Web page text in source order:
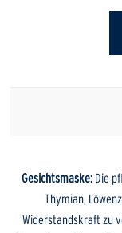
Gesichtsmaske:Die
Thymian,
Widerstandskraft zu